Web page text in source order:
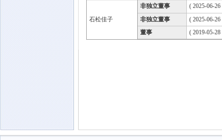
石松佳子
非独立董事
( 2025-06-
非独立董事
( 2025-06-
董事
( 2019-05-